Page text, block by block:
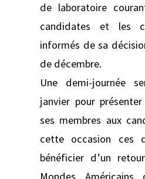
de laboratoire
candidates et les
informés de sa
de décembre.
Une demi-journée
janvier pour
ses membres aux
cette occasion ces
bénéficier d’un